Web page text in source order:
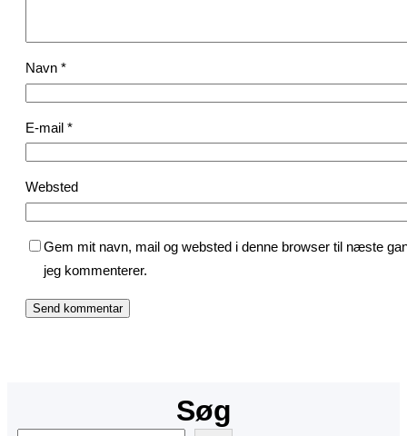
Navn *
E-mail *
Websted
Gem mit navn, mail og websted i denne browser til næste
jeg kommenterer.
Søg